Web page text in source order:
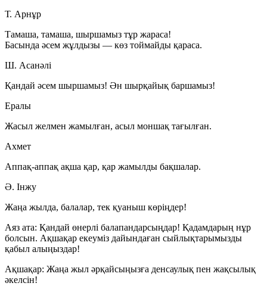
Т. Арнұр
Тамаша, тамаша, шыршамыз тұр жараса!
Басында әсем жұлдызы — көз тоймайды қараса.
Ш. Асанәлі
Қандай әсем шыршамыз! Ән шырқайық баршамыз!
Ералы
Жасыл желмен жамылған, асыл моншақ тағылған.
Ахмет
Аппақ-аппақ ақша қар, қар жамылды бақшалар.
Ә. Інжу
Жаңа жылда, балалар, тек қуаныш көріңдер!
Аяз ата: Қандай өнерлі балапандарсыңдар! Қадамдарың нұр
болсын. Ақшақар екеуміз дайындаған сыйлықтарымызды
қабыл алыңыздар!
Ақшақар: Жаңа жыл әрқайсыңызға денсаулық пен жақсылық
әкелсін!